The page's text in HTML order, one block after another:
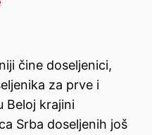
čine doseljenici,
za prve i
Beloj krajini
Srba doseljenih još